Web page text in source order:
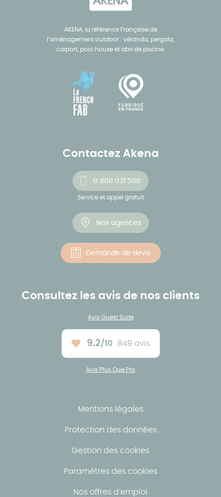
AKENA, la référence Française de
l’aménagement outdoor : véranda, pergola,
carport, pool house et abri de piscine.
Contactez Akena
0 800 031 500
Service et appel gratuit
Nos agences
Demande de devis
Consultez les avis de nos clients
Avis Guest Suite
Note moyenne :
9.2/10 849 avis
Avis Plus Que Pro
Mentions légales
Protection des données
Gestion des cookies
Paramètres des cookies
Nos offres d’emploi